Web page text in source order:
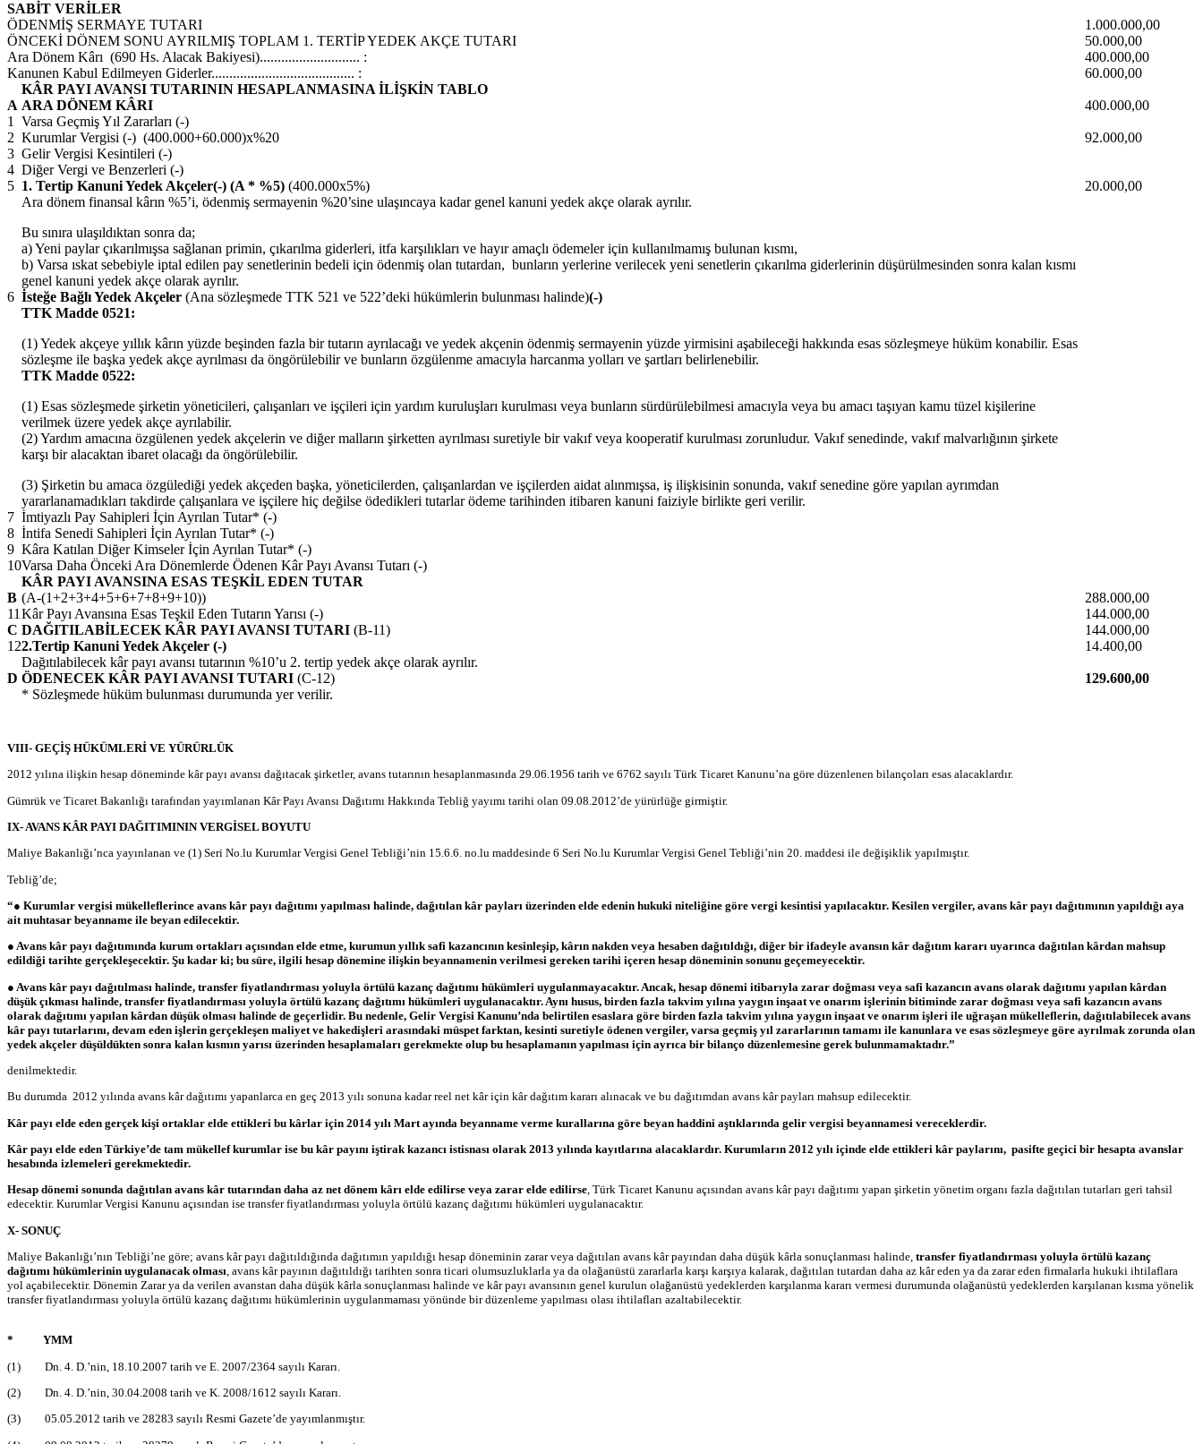
SABİT VERİLER
ÖDENMİŞ SERMAYE TUTARI
1.000.000,00
ÖNCEKİ DÖNEM SONU AYRILMIŞ TOPLAM 1. TERTİP YEDEK AKÇE TUTARI
50.000,00
Ara Dönem Kârı (690 Hs. Alacak Bakiyesi)............................ :
400.000,00
Kanunen Kabul Edilmeyen Giderler........................................ :
60.000,00
KÂR PAYI AVANSI TUTARININ HESAPLANMASINA İLİŞKİN TABLO
A ARA DÖNEM KÂRI
400.000,00
1
Varsa Geçmiş Yıl Zararları (-)
2 Kurumlar Vergisi (-) (400.000+60.000)x%20
92.000,00
3 Gelir Vergisi Kesintileri (-)
4 Diğer Vergi ve Benzerleri (-)
5 1. Tertip Kanuni Yedek Akçeler(-) (A * %5) (400.000x5%)
20.000,00
Ara dönem finansal kârın %5’i, ödenmiş sermayenin %20’sine ulaşıncaya kadar genel kanuni yedek akçe olarak ayrılır.
Bu sınıra ulaşıldıktan sonra da;
a) Yeni paylar çıkarılmışsa sağlanan primin, çıkarılma giderleri, itfa karşılıkları ve hayır amaçlı ödemeler için kullanılmamış bulunan kısmı,
b) Varsa ıskat sebebiyle iptal edilen pay senetlerinin bedeli için ödenmiş olan tutardan, bunların yerlerine verilecek yeni senetlerin çıkarılma giderlerinin düşürülmesinden sonra kalan kısmı
genel kanuni yedek akçe olarak ayrılır.
6 İsteğe Bağlı Yedek Akçeler (Ana sözleşmede TTK 521 ve 522’deki hükümlerin bulunması halinde)(-)
TTK Madde 0521:
(1) Yedek akçeye yıllık kârın yüzde beşinden fazla bir tutarın ayrılacağı ve yedek akçenin ödenmiş sermayenin yüzde yirmisini aşabileceği hakkında esas sözleşmeye hüküm konabilir. Esas
sözleşme ile başka yedek akçe ayrılması da öngörülebilir ve bunların özgülenme amacıyla harcanma yolları ve şartları belirlenebilir.
TTK Madde 0522:
(1) Esas sözleşmede şirketin yöneticileri, çalışanları ve işçileri için yardım kuruluşları kurulması veya bunların sürdürülebilmesi amacıyla veya bu amacı taşıyan kamu tüzel kişilerine
verilmek üzere yedek akçe ayrılabilir.
(2) Yardım amacına özgülenen yedek akçelerin ve diğer malların şirketten ayrılması suretiyle bir vakıf veya kooperatif kurulması zorunludur. Vakıf senedinde, vakıf malvarlığının şirkete
karşı bir alacaktan ibaret olacağı da öngörülebilir.
(3) Şirketin bu amaca özgülediği yedek akçeden başka, yöneticilerden, çalışanlardan ve işçilerden aidat alınmışsa, iş ilişkisinin sonunda, vakıf senedine göre yapılan ayrımdan
yararlanamadıkları takdirde çalışanlara ve işçilere hiç değilse ödedikleri tutarlar ödeme tarihinden itibaren kanuni faiziyle birlikte geri verilir.
7 İmtiyazlı Pay Sahipleri İçin Ayrılan Tutar* (-)
8 İntifa Senedi Sahipleri İçin Ayrılan Tutar* (-)
9 Kâra Katılan Diğer Kimseler İçin Ayrılan Tutar* (-)
10Varsa Daha Önceki Ara Dönemlerde Ödenen Kâr Payı Avansı Tutarı (-)
B
KÂR PAYI AVANSINA ESAS TEŞKİL EDEN TUTAR
(A-(1+2+3+4+5+6+7+8+9+10))
288.000,00
11 Kâr Payı Avansına Esas Teşkil Eden Tutarın Yarısı (-)
144.000,00
C DAĞITILABİLECEK KÂR PAYI AVANSI TUTARI (B-11)
144.000,00
122.Tertip Kanuni Yedek Akçeler (-)
14.400,00
Dağıtılabilecek kâr payı avansı tutarının %10’u 2. tertip yedek akçe olarak ayrılır.
D ÖDENECEK KÂR PAYI AVANSI TUTARI (C-12)
129.600,00
* Sözleşmede hüküm bulunması durumunda yer verilir.
VIII- GEÇİŞ HÜKÜMLERİ VE YÜRÜRLÜK
2012 yılına ilişkin hesap döneminde kâr payı avansı dağıtacak şirketler, avans tutarının hesaplanmasında 29.06.1956 tarih ve 6762 sayılı Türk Ticaret Kanunu’na göre düzenlenen bilançoları esas alacaklardır.
Gümrük ve Ticaret Bakanlığı tarafından yayımlanan Kâr Payı Avansı Dağıtımı Hakkında Tebliğ yayımı tarihi olan 09.08.2012’de yürürlüğe girmiştir.
IX- AVANS KÂR PAYI DAĞITIMININ VERGİSEL BOYUTU
Maliye Bakanlığı’nca yayınlanan ve (1) Seri No.lu Kurumlar Vergisi Genel Tebliği’nin 15.6.6. no.lu maddesinde 6 Seri No.lu Kurumlar Vergisi Genel Tebliği’nin 20. maddesi ile değişiklik yapılmıştır.
Tebliğ’de;
“● Kurumlar vergisi mükelleflerince avans kâr payı dağıtımı yapılması halinde, dağıtılan kâr payları üzerinden elde edenin hukuki niteliğine göre vergi kesintisi yapılacaktır. Kesilen vergiler, avans kâr payı dağıtımının yapıldığı aya
ait muhtasar beyanname ile beyan edilecektir.
● Avans kâr payı dağıtımında kurum ortakları açısından elde etme, kurumun yıllık safi kazancının kesinleşip, kârın nakden veya hesaben dağıtıldığı, diğer bir ifadeyle avansın kâr dağıtım kararı uyarınca dağıtılan kârdan mahsup
edildiği tarihte gerçekleşecektir. Şu kadar ki; bu süre, ilgili hesap dönemine ilişkin beyannamenin verilmesi gereken tarihi içeren hesap döneminin sonunu geçemeyecektir.
● Avans kâr payı dağıtılması halinde, transfer fiyatlandırması yoluyla örtülü kazanç dağıtımı hükümleri uygulanmayacaktır. Ancak, hesap dönemi itibarıyla zarar doğması veya safi kazancın avans olarak dağıtımı yapılan kârdan
düşük çıkması halinde, transfer fiyatlandırması yoluyla örtülü kazanç dağıtımı hükümleri uygulanacaktır. Aynı husus, birden fazla takvim yılına yaygın inşaat ve onarım işlerinin bitiminde zarar doğması veya safi kazancın avans
olarak dağıtımı yapılan kârdan düşük olması halinde de geçerlidir. Bu nedenle, Gelir Vergisi Kanunu’nda belirtilen esaslara göre birden fazla takvim yılına yaygın inşaat ve onarım işleri ile uğraşan mükelleflerin, dağıtılabilecek avans
kâr payı tutarlarını, devam eden işlerin gerçekleşen maliyet ve hakedişleri arasındaki müspet farktan, kesinti suretiyle ödenen vergiler, varsa geçmiş yıl zararlarının tamamı ile kanunlara ve esas sözleşmeye göre ayrılmak zorunda olan
yedek akçeler düşüldükten sonra kalan kısmın yarısı üzerinden hesaplamaları gerekmekte olup bu hesaplamanın yapılması için ayrıca bir bilanço düzenlemesine gerek bulunmamaktadır.”
denilmektedir.
Bu durumda 2012 yılında avans kâr dağıtımı yapanlarca en geç 2013 yılı sonuna kadar reel net kâr için kâr dağıtım kararı alınacak ve bu dağıtımdan avans kâr payları mahsup edilecektir.
Kâr payı elde eden gerçek kişi ortaklar elde ettikleri bu kârlar için 2014 yılı Mart ayında beyanname verme kurallarına göre beyan haddini aştıklarında gelir vergisi beyannamesi vereceklerdir.
Kâr payı elde eden Türkiye’de tam mükellef kurumlar ise bu kâr payını iştirak kazancı istisnası olarak 2013 yılında kayıtlarına alacaklardır. Kurumların 2012 yılı içinde elde ettikleri kâr paylarını, pasifte geçici bir hesapta avanslar
hesabında izlemeleri gerekmektedir.
Hesap dönemi sonunda dağıtılan avans kâr tutarından daha az net dönem kârı elde edilirse veya zarar elde edilirse, Türk Ticaret Kanunu açısından avans kâr payı dağıtımı yapan şirketin yönetim organı fazla dağıtılan tutarları geri tahsil
edecektir. Kurumlar Vergisi Kanunu açısından ise transfer fiyatlandırması yoluyla örtülü kazanç dağıtımı hükümleri uygulanacaktır.
X- SONUÇ
Maliye Bakanlığı’nın Tebliği’ne göre; avans kâr payı dağıtıldığında dağıtımın yapıldığı hesap döneminin zarar veya dağıtılan avans kâr payından daha düşük kârla sonuçlanması halinde, transfer fiyatlandırması yoluyla örtülü kazanç
dağıtımı hükümlerinin uygulanacak olması , avans kâr payının dağıtıldığı tarihten sonra ticari olumsuzluklarla ya da olağanüstü zararlarla karşı karşıya kalarak, dağıtılan tutardan daha az kâr eden ya da zarar eden firmalarla hukuki ihtilaflara
yol açabilecektir. Dönemin Zarar ya da verilen avanstan daha düşük kârla sonuçlanması halinde ve kâr payı avansının genel kurulun olağanüstü yedeklerden karşılanma kararı vermesi durumunda olağanüstü yedeklerden karşılanan kısma yönelik
transfer fiyatlandırması yoluyla örtülü kazanç dağıtımı hükümlerinin uygulanmaması yönünde bir düzenleme yapılması olası ihtilafları azaltabilecektir.
* YMM
(1) Dn. 4. D.’nin, 18.10.2007 tarih ve E. 2007/2364 sayılı Kararı.
(2) Dn. 4. D.’nin, 30.04.2008 tarih ve K. 2008/1612 sayılı Kararı.
(3) 05.05.2012 tarih ve 28283 sayılı Resmi Gazete’de yayımlanmıştır.